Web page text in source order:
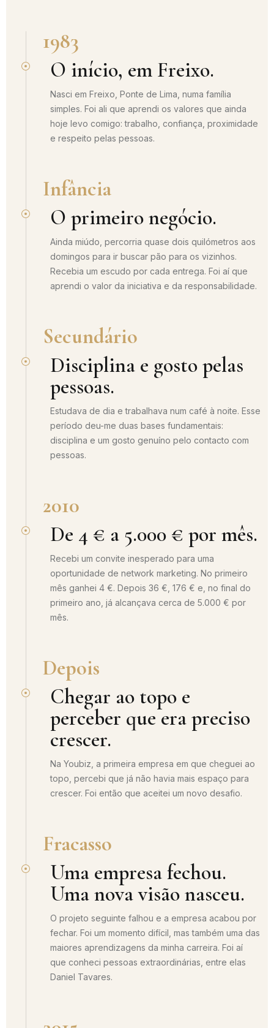
1983
O início, em Freixo.
Nasci em Freixo, Ponte de Lima, numa família
simples. Foi ali que aprendi os valores que ainda
hoje levo comigo: trabalho, confiança, proximidade
e respeito pelas pessoas.
Infância
O primeiro negócio.
Ainda miúdo, percorria quase dois quilómetros aos
domingos para ir buscar pão para os vizinhos.
Recebia um escudo por cada entrega. Foi aí que
aprendi o valor da iniciativa e da responsabilidade.
Secundário
Disciplina e gosto pelas
pessoas.
Estudava de dia e trabalhava num café à noite. Esse
período deu-me duas bases fundamentais:
disciplina e um gosto genuíno pelo contacto com
pessoas.
2010
De 4 € a 5.000 € por mês.
Recebi um convite inesperado para uma
oportunidade de network marketing. No primeiro
mês ganhei 4 €. Depois 36 €, 176 € e, no final do
primeiro ano, já alcançava cerca de 5.000 € por
mês.
Depois
Chegar ao topo e
perceber que era preciso
crescer.
Na Youbiz, a primeira empresa em que cheguei ao
topo, percebi que já não havia mais espaço para
crescer. Foi então que aceitei um novo desafio.
Fracasso
Uma empresa fechou.
Uma nova visão nasceu.
O projeto seguinte falhou e a empresa acabou por
fechar. Foi um momento difícil, mas também uma das
maiores aprendizagens da minha carreira. Foi aí
que conheci pessoas extraordinárias, entre elas
Daniel Tavares.